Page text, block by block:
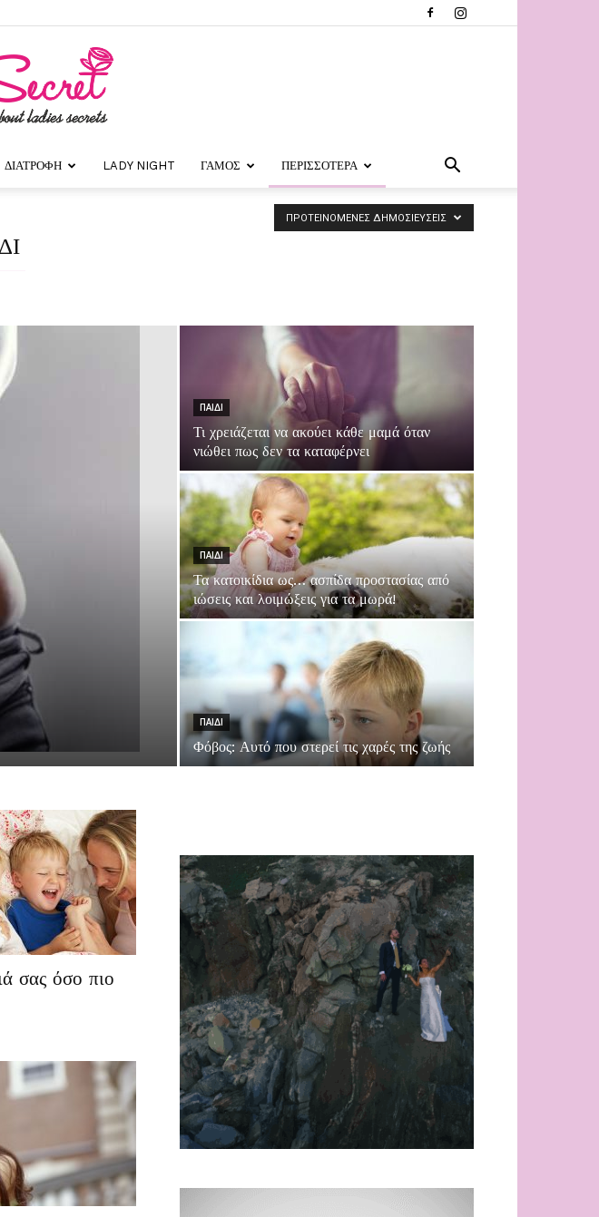
ΔΙΑΤΡΟΦΗ LADY NIGHT ΓΑΜΟΣ ΠΕΡΙΣΣΟΤΕΡΑ
ΠΡΟΤΕΙΝΟΜΕΝΕΣ ΔΗΜΟΣΙΕΥΣΕΙΣ
ΠΑΙΔΙ
Τι χρειάζεται να ακούει κάθε μαμά όταν
νιώθει πως δεν τα καταφέρνει
ΠΑΙΔΙ
Τα κατοικίδια ως… ασπίδα προστασίας από
ιώσεις και λοιμώξεις για τα μωρά!
ΠΑΙΔΙ
Φόβος: Αυτό που στερεί τις χαρές της ζωής
σας όσο πιο